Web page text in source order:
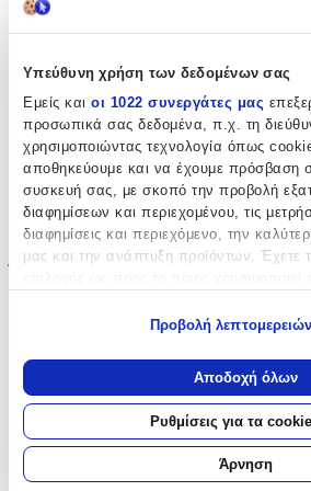
Υπεύθυνη χρήση των δεδομένων σας
Εμείς και οι 1022 συνεργάτες μας
προσωπικά σας δεδομένα, π.χ. τη
χρησιμοποιώντας τεχνολογία όπως
αποθηκεύουμε και να έχουμε πρόσβαση
συσκευή σας, με σκοπό την προβολή
διαφημίσεων και περιεχομένου, τις
διαφημίσεις και περιεχόμενο, την
μας και την ανάπτυξη προϊόντων. Έχετε
Να συλλέξουμε πληροφορίες
σας τοποθεσία, οι οποίες μπορεί να
απόσταση μερικών μέτρων
Να αναγνωρίσουμε τη συσκευή
για συγκεκριμένα χαρακτηριστικά
Μάθετε περισσότερα σχετικά με τον
Προβολή λεπτομερειών
Αποδοχή όλων
Ρυθμίσεις για τα
Άρνηση
Anne Perry
Εκδότης:
Headline Book Publishing
Ημερομηνία Έκδοσης:
01/09/2022
Έτος Έκδοσης